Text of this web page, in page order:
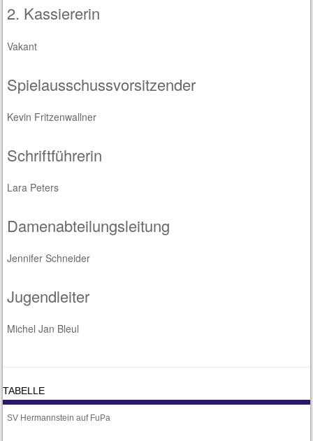
2. Kassiererin
Vakant
Spielausschussvorsitzender
Kevin Fritzenwallner
Schriftführerin
Lara Peters
Damenabteilungsleitung
Jennifer Schneider
Jugendleiter
Michel Jan Bleul
TABELLE
SV Hermannstein auf FuPa